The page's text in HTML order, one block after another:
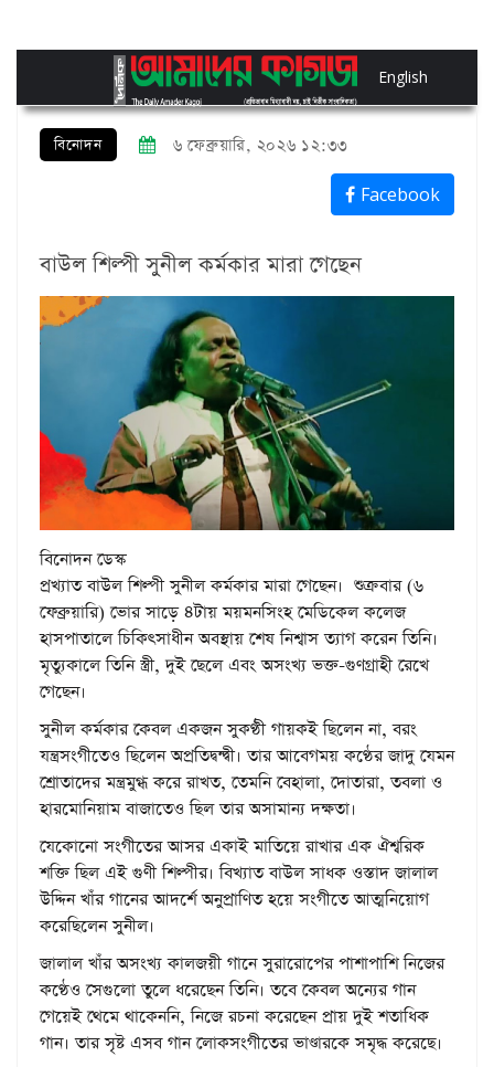
English
বিনোদন ৬ ফেব্রুয়ারি, ২০২৬ ১২:৩৩
Facebook
বাউল শিল্পী সুনীল কর্মকার মারা গেছেন
বিনোদন ডেস্ক
প্রখ্যাত বাউল শিল্পী সুনীল কর্মকার মারা গেছেন। শুক্রবার (৬
ফেব্রুয়ারি) ভোর সাড়ে ৪টায় ময়মনসিংহ মেডিকেল কলেজ
হাসপাতালে চিকিৎসাধীন অবস্থায় শেষ নিশ্বাস ত্যাগ করেন তিনি।
মৃত্যুকালে তিনি স্ত্রী, দুই ছেলে এবং অসংখ্য ভক্ত-গুণগ্রাহী রেখে
গেছেন।
সুনীল কর্মকার কেবল একজন সুকণ্ঠী গায়কই ছিলেন না, বরং
যন্ত্রসংগীতেও ছিলেন অপ্রতিদ্বন্দ্বী। তার আবেগময় কণ্ঠের জাদু যেমন
শ্রোতাদের মন্ত্রমুগ্ধ করে রাখত, তেমনি বেহালা, দোতারা, তবলা ও
হারমোনিয়াম বাজাতেও ছিল তার অসামান্য দক্ষতা।
যেকোনো সংগীতের আসর একাই মাতিয়ে রাখার এক ঐশ্বরিক
শক্তি ছিল এই গুণী শিল্পীর। বিখ্যাত বাউল সাধক ওস্তাদ জালাল
উদ্দিন খাঁর গানের আদর্শে অনুপ্রাণিত হয়ে সংগীতে আত্মনিয়োগ
করেছিলেন সুনীল।
জালাল খাঁর অসংখ্য কালজয়ী গানে সুরারোপের পাশাপাশি নিজের
কণ্ঠেও সেগুলো তুলে ধরেছেন তিনি। তবে কেবল অন্যের গান
গেয়েই থেমে থাকেননি, নিজে রচনা করেছেন প্রায় দুই শতাধিক
গান। তার সৃষ্ট এসব গান লোকসংগীতের ভাণ্ডারকে সমৃদ্ধ করেছে।